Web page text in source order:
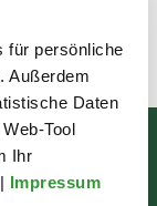
für persönliche
Außerdem
Daten
Tool
Ihr
| Impressum